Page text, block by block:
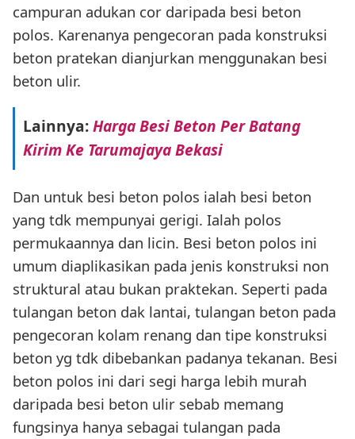
campuran adukan cor daripada besi beton
polos. Karenanya pengecoran pada konstruksi
beton pratekan dianjurkan menggunakan besi
beton ulir.
Lainnya:Harga Besi Beton Per Batang
Kirim Ke Tarumajaya Bekasi
Dan untuk besi beton polos ialah besi beton
yang tdk mempunyai gerigi. Ialah polos
permukaannya dan licin. Besi beton polos ini
umum diaplikasikan pada jenis konstruksi non
struktural atau bukan praktekan. Seperti pada
tulangan beton dak lantai, tulangan beton pada
pengecoran kolam renang dan tipe konstruksi
beton yg tdk dibebankan padanya tekanan. Besi
beton polos ini dari segi harga lebih murah
daripada besi beton ulir sebab memang
fungsinya hanya sebagai tulangan pada